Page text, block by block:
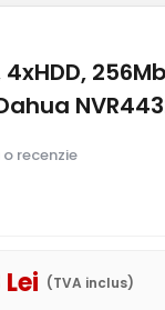
4xHDD,
recenzie
Lei (TVA inclus)